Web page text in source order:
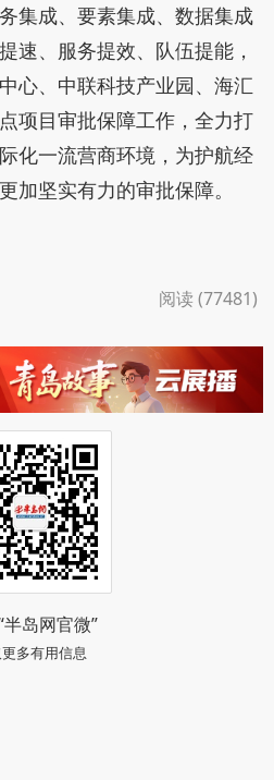
集成、要素集成、数据集成
速、服务提效、队伍提能，
心、中联科技产业园、海汇
项目审批保障工作，全力打
化一流营商环境，为护航经
加坚实有力的审批保障。
阅读 (77481)
半岛网官微”
多有用信息